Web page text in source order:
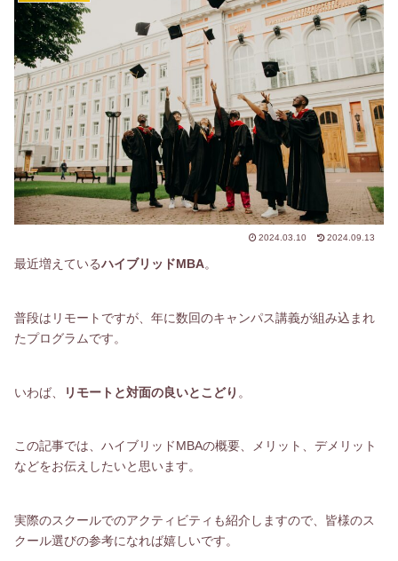
2024.03.10 2024.09.13
最近増えているハイブリッドMBA。
普段はリモートですが、年に数回のキャンパス講義が組み込まれ
たプログラムです。
いわば、 リモートと対面の良いとこどり 。
この記事では、ハイブリッドMBAの概要、メリット、デメリット
などをお伝えしたいと思います。
実際のスクールでのアクティビティも紹介しますので、皆様のス
クール選びの参考になれば嬉しいです。